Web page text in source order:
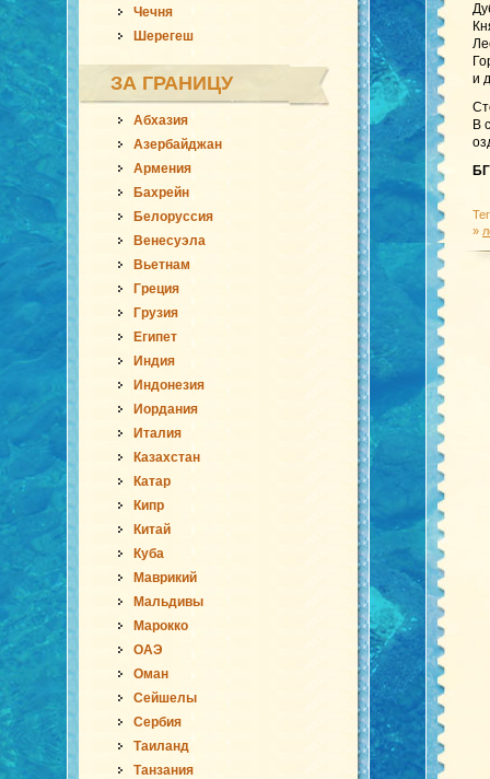
Чечня
Шерегеш
ЗА ГРАНИЦУ
Абхазия
Азербайджан
Армения
Бахрейн
Белоруссия
Венесуэла
Вьетнам
Греция
Грузия
Египет
Индия
Индонезия
Иордания
Италия
Казахстан
Катар
Кипр
Китай
Куба
Маврикий
Мальдивы
Марокко
ОАЭ
Оман
Сейшелы
Сербия
Таиланд
Танзания
и
В
БГ
»